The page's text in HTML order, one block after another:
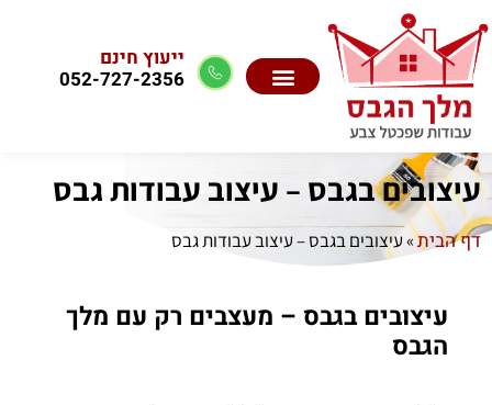
ייעוץ חינם
052-727-2356
עיצובים בגבס – עיצוב עבודות גבס
דף הבית»עיצובים בגבס – עיצוב עבודות גבס
עיצובים בגבס – מעצבים רק עם מלך
הגבס